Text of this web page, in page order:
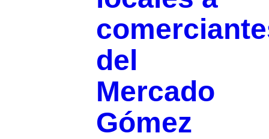
del
Mercado
Gómez